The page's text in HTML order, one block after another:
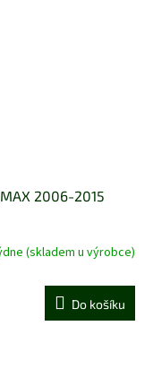
2006-2015
(skladem u výrobce)
Do košíku